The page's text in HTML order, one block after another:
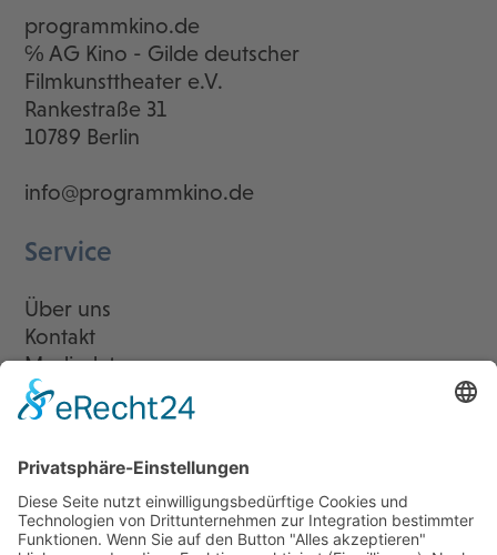
programmkino.de
℅ AG Kino - Gilde deutscher
Filmkunsttheater e.V.
Rankestraße 31
10789 Berlin
info@programmkino.de
Service
Über uns
Kontakt
Mediadaten
Newsletter
LogIn
Legal
Impressum